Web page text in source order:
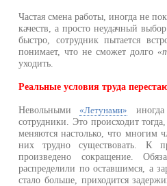
Частая смена работы, иногда не
качеств, а просто неудачный
быстро, сотрудник пытается
понимает, что не сможет долго
уходить.
Реальные условия труда
Невольными«Летунами»
сотрудники. Это происходит
меняются настолько, что многим
них трудно существовать. К
произведено сокращение.
распределили по оставшимся, а
стало больше, приходится